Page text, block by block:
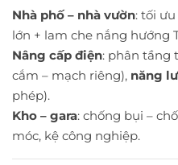
Nhà phố – nhà vườn: tối ưu
lớn + lam che nắng hướng
Nâng cấp điện: phân tầng
cắm – mạch riêng), năng
phép).
Kho – gara: chống bụi –
móc, kệ công nghiệp.